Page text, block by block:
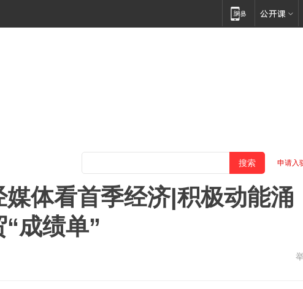
申请入
体看首季经济|积极动能涌
成绩单”